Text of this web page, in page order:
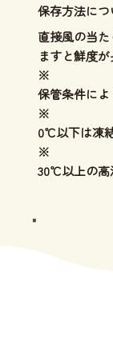
保存方法につ
直接風の当
ますと鮮度が
※
保管条件によ
※
0℃以下は凍
※
30℃以上の高
"